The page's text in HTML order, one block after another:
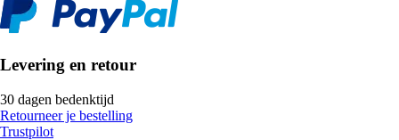
Levering en retour
30 dagen bedenktijd
Retourneer je bestelling
Trustpilot